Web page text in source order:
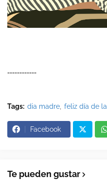
------------
Tags: dia madre feliz día de
Facebook
Te pueden gustar